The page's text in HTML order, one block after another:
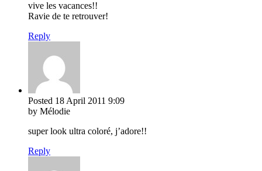
vive les vacances!!
Ravie de te retrouver!
Reply
Posted 18 April 2011 9:09
by Mélodie
super look ultra coloré, j’adore!!
Reply